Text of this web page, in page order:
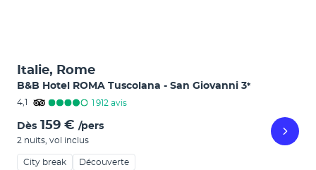
Italie, Rome
B&B Hotel ROMA Tuscolana - San Giovanni 3*
4,1 1 912 avis
Dès 159 € /pers
2 nuits vol inclus
City break Découverte